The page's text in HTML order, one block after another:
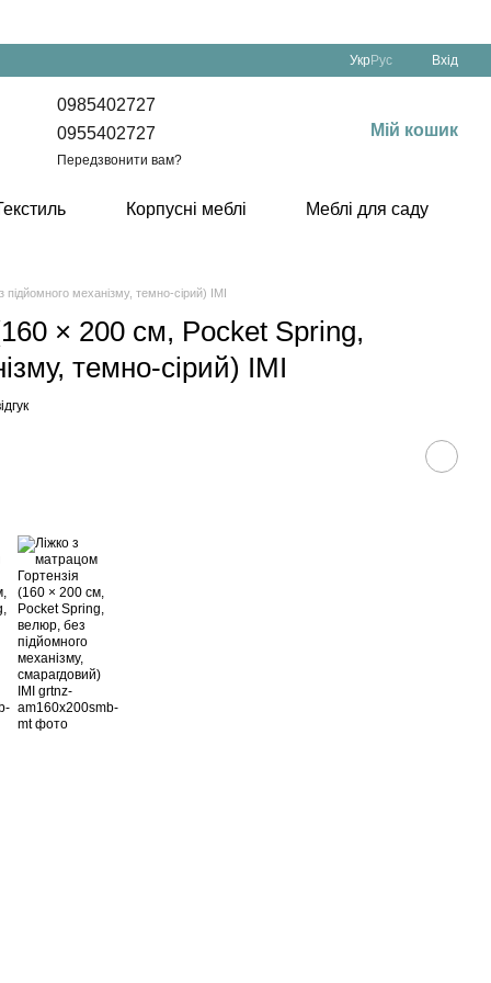
Укр Рус Вхід
0985402727
0955402727
Передзвонити вам?
Мій кошик
Корпусні меблі Меблі для саду
механізму, темно-сірий) IMI
× 200 см, Pocket Spring,
темно-сірий) IMI